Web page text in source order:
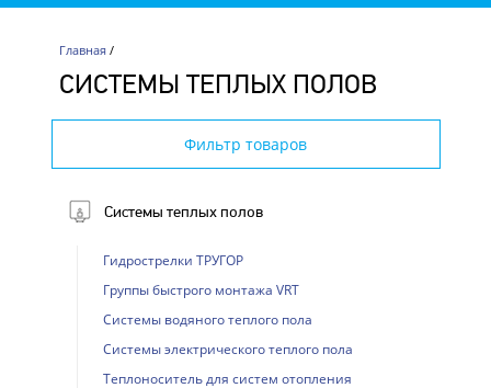
Главная/
СИСТЕМЫ ТЕПЛЫХ ПОЛОВ
Фильтр товаров
Системы теплых полов
Гидрострелки ТРУГОР
Группы быстрого монтажа VRT
Системы водяного теплого пола
Системы электрического теплого пола
Теплоноситель для систем отопления